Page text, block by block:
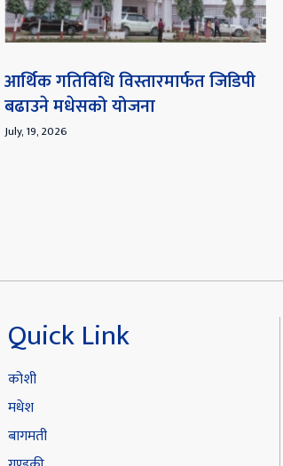
आर्थिक गतिविधि विस्तारमार्फत जिडिपी
बढाउने मधेसको योजना
July, 19, 2026
Quick Link
कोशी
मधेश
बागमती